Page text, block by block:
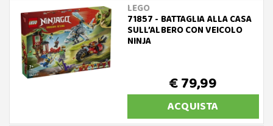
LEGO
71857 - BATTAGLIA ALLA CASA
SULL’ALBERO CON VEICOLO
NINJA
€ 79,99
ACQUISTA